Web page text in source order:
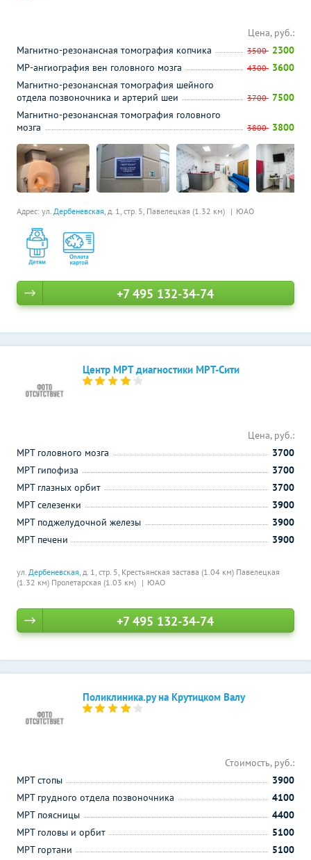
Адрес: ул. Дербеневская, д. 1, стр. 5, Павелецкая (1.32 км) ЮАО
Цена, руб.:
Магнитно-резонансная томография копчика
3500 2300
МР-ангиография вен головного мозга
4300 3600
Магнитно-резонансная томография шейного
отдела позвоночника и артерий шеи
3700 7500
Магнитно-резонансная томография головного
мозга
3800 3800
+7 495 132-34-74
Центр МРТ диагностики МРТ-Сити
ул. Дербеневская, д. 1, стр. 5, Крестьянская застава (1.04 км) Павелецкая
(1.32 км) Пролетарская (1.03 км) ЮАО
Цена, руб.:
МРТ головного мозга
3700
МРТ гипофиза
3700
МРТ глазных орбит
3700
МРТ селезенки
3900
МРТ поджелудочной железы
3900
МРТ печени
3900
+7 495 132-34-74
Поликлиника.ру на Крутицком Валу
Стоимость, руб.:
МРТ стопы
3900
МРТ грудного отдела позвоночника
4100
МРТ поясницы
4400
МРТ головы и орбит
5100
МРТ гортани
5100